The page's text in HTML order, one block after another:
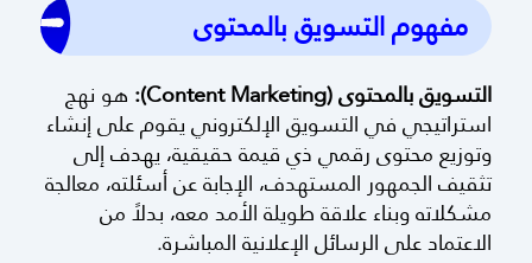
مفهوم التسويق بالمحتوى
التسويق بالمحتوى (Content Marketing): هو نهج
استراتيجي في التسويق الإلكتروني يقوم على إنشاء
وتوزيع محتوى رقمي ذي قيمة حقيقية، يهدف إلى
تثقيف الجمهور المستهدف، الإجابة عن أسئلته، معالجة
مشكلاته وبناء علاقة طويلة الأمد معه، بدلاً من
الاعتماد على الرسائل الإعلانية المباشرة.